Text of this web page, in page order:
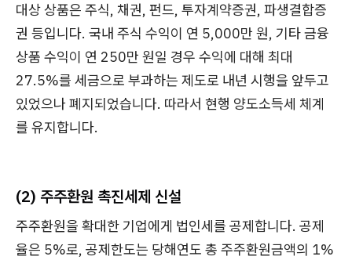
대상 상품은 주식, 채권, 펀드, 투자계약증권, 파생결합증
권 등입니다. 국내 주식 수익이 연 5,000만 원, 기타 금융
상품 수익이 연 250만 원일 경우 수익에 대해 최대
27.5%를 세금으로 부과하는 제도로 내년 시행을 앞두고
있었으나 폐지되었습니다. 따라서 현행 양도소득세 체계
를 유지합니다.
(2) 주주환원 촉진세제 신설
주주환원을 확대한 기업에게 법인세를 공제합니다. 공제
율은 5%로, 공제한도는 당해연도 총 주주환원금액의 1%